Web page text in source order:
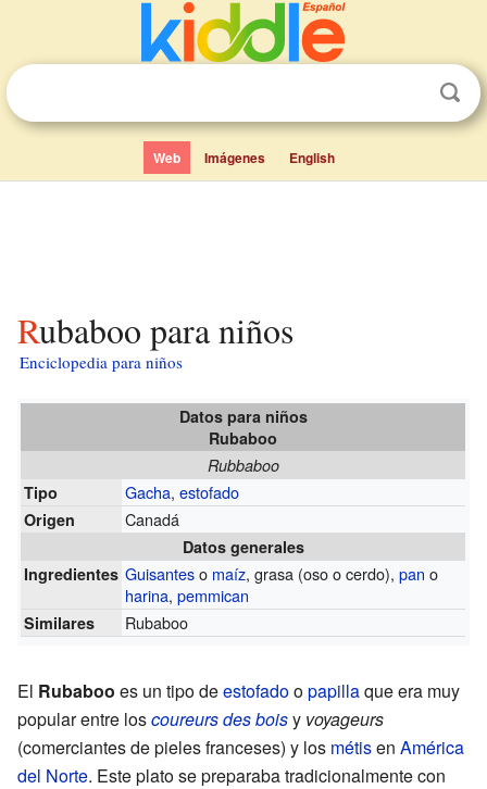
Web Imágenes English
Rubaboo para niños
Enciclopedia para niños
Datos para niños
Rubaboo
Rubbaboo
Tipo
Gacha,estofado
Origen Canadá
Datos generales
Ingredientes Guisanteso maíz, grasa (oso o cerdo),pan o
harina,pemmican
Similares Rubaboo
El Rubaboo es un tipo deestofadoopapillaque era muy
popular entre loscoureurs des boisy voyageurs
(comerciantes de pieles franceses) y los métisen América
del Norte. Este plato se preparaba tradicionalmente con